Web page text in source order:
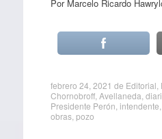
Por Marcelo Ricardo
febrero 24, 2021 de Editorial
Chornobroff, Avellaneda
Presidente Perón intendente
obras, pozo